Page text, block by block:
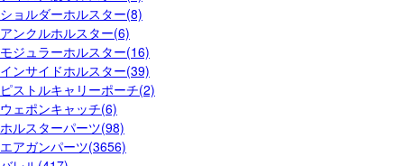
ショルダーホルスター(8)
アンクルホルスター(6)
モジュラーホルスター(16)
インサイドホルスター(39)
ピストルキャリーポーチ(2)
ウェポンキャッチ(6)
ホルスターパーツ(98)
エアガンパーツ(3656)